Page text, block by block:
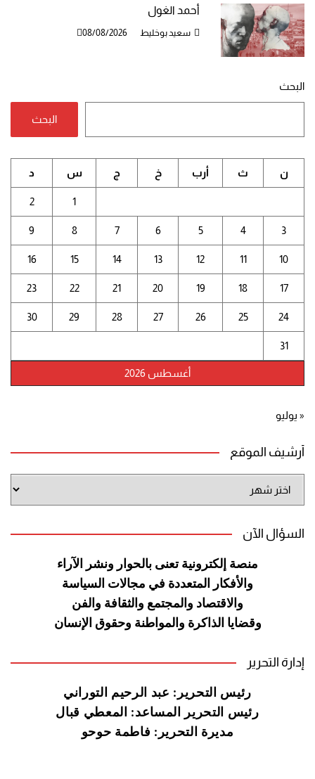
أحمد الغول
سعيد بوخليط 08/08/2026
البحث
البحث
أغسطس 2026
ن ث أرب خ ج س د
1
2
3
4
5
6
7
8
9
10
11
12
13
14
15
16
17
18
19
20
21
22
23
24
25
26
27
28
29
30
31
« يوليو
أرشيف الموقع
الموقع
السؤال الآن
منصة إلكترونية تعنى بالحوار ونشر الآراء
والأفكار المتعددة في مجالات السياسة
والاقتصاد والمجتمع والثقافة والفن
وقضايا الذاكرة والمواطنة وحقوق الإنسان
إدارة التحرير
رئيس التحرير: عبد الرحيم التوراني
رئيس التحرير المساعد: المعطي قبال
مديرة التحرير: فاطمة حوحو